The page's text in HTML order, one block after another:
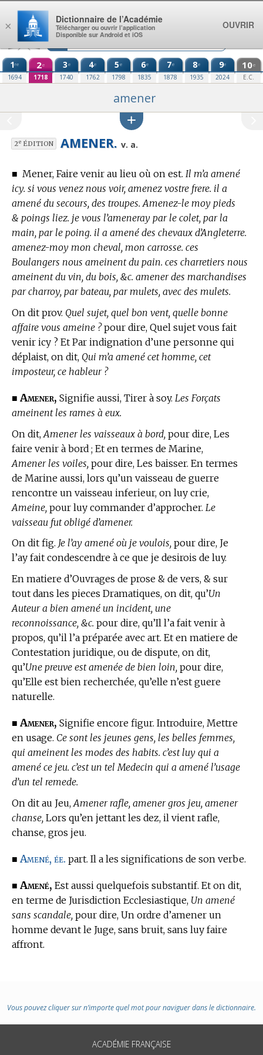
Aller au contenu
1re
1694
2e
1718
3e
1740
4e
1762
5e
1798
6e
1835
7e
1878
8e
1935
9e
2024
10e
E.C.
amener
2eÉDITION AMENER. v. a.
■ Mener, Faire venir au lieu où on est. Il m’a amené
icy. si vous venez nous voir, amenez vostre frere. il a
amené du secours, des troupes. Amenez-le moy pieds
& poings liez. je vous l’ameneray par le colet, par la
main, par le poing. il a amené des chevaux d’Angleterre.
amenez-moy mon cheval, mon carrosse. ces
Boulangers nous ameinent du pain. ces charretiers nous
ameinent du vin, du bois, &c. amener des marchandises
par charroy, par bateau, par mulets, avec des mulets.
On dit prov. Quel sujet, quel bon vent, quelle bonne
affaire vous ameine ?pour dire, Quel sujet vous fait
venir icy ? Et Par indignation d’une personne qui
déplaist, on dit, Qui m’a amené cet homme, cet
imposteur, ce hableur ?
■ Amener, Signifie aussi, Tirer à soy. Les Forçats
ameinent les rames à eux.
On dit, Amener les vaisseaux à bord, pour dire, Les
faire venir à bord ; Et en termes de Marine,
Amener les voiles, pour dire, Les baisser. En termes
de Marine aussi, lors qu’un vaisseau de guerre
rencontre un vaisseau inferieur, on luy crie,
Ameine, pour luy commander d’approcher. Le
vaisseau fut obligé d’amener.
On dit fig. Je l’ay amené où je voulois, pour dire, Je
l’ay fait condescendre à ce que je desirois de luy.
En matiere d’Ouvrages de prose & de vers, & sur
tout dans les pieces Dramatiques, on dit, qu’Un
Auteur a bien amené un incident, une
reconnoissance, &c. pour dire, qu’Il l’a fait venir à
propos, qu’il l’a préparée avec art. Et en matiere de
Contestation juridique, ou de dispute, on dit,
qu’Une preuve est amenée de bien loin, pour dire,
qu’Elle est bien recherchée, qu’elle n’est guere
naturelle.
■ Amener, Signifie encore figur. Introduire, Mettre
en usage. Ce sont les jeunes gens, les belles femmes,
qui ameinent les modes des habits. c’est luy qui a
amené ce jeu. c’est un tel Medecin qui a amené l’usage
d’un tel remede.
On dit au Jeu, Amener rafle, amener gros jeu, amener
chanse, Lors qu’en jettant les dez, il vient rafle,
chanse, gros jeu.
■ Amené, ée. part. Il a les significations de son verbe.
■ Amené, Est aussi quelquefois substantif. Et on dit,
en terme de Jurisdiction Ecclesiastique, Un amené
sans scandale, pour dire, Un ordre d’amener un
homme devant le Juge, sans bruit, sans luy faire
affront.
Vous pouvez cliquer sur n’importe quel mot pour naviguer dans le dictionnaire.
ACADÉMIE FRANÇAISE
×
Dictionnaire de l’Académie
Télécharger ou ouvrir l’application
Disponible sur Android et iOS
OUVRIR